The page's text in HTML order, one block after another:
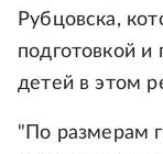
Рубцовска,
подготовкой и
детей в этом
"По размерам